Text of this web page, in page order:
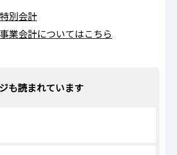
別会計
業会計についてはこちら
も読まれています